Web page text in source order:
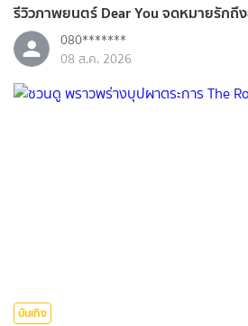
รีวิวภาพยนตร์ Dear You จดหมายรักถึ
080*******
08 ส.ค. 2026
บันเทิง